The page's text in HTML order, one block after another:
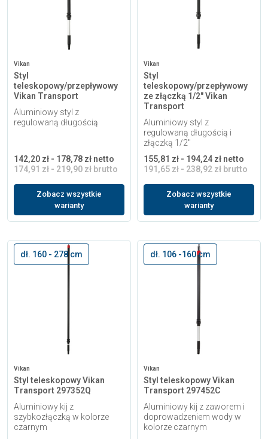
Vikan
Styl
teleskopowy/przepływowy
Vikan Transport
Aluminiowy styl z
regulowaną długością
142,20 zł - 178,78 zł netto
174,91 zł - 219,90 zł brutto
Zobacz wszystkie
warianty
Vikan
Styl
teleskopowy/przepływowy
ze złączką 1/2" Vikan
Transport
Aluminiowy styl z
regulowaną długością i
złączką 1/2"
155,81 zł - 194,24 zł netto
191,65 zł - 238,92 zł brutto
Zobacz wszystkie
warianty
dł. 160 - 278 cm
Vikan
Styl teleskopowy Vikan
Transport 297352Q
Aluminiowy kij z
szybkozłączką w kolorze
czarnym
dł. 106 -160 cm
Vikan
Styl teleskopowy Vikan
Transport 297452C
Aluminiowy kij z zaworem i
doprowadzeniem wody w
kolorze czarnym